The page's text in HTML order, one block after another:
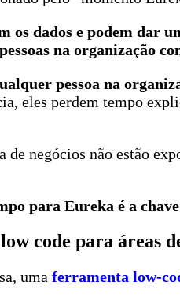
os dados e podem dar
na organização
pessoa na
eles perdem tempo
de negócios não estão
para Eureka é a chave
code para áreas
uma ferramenta low-